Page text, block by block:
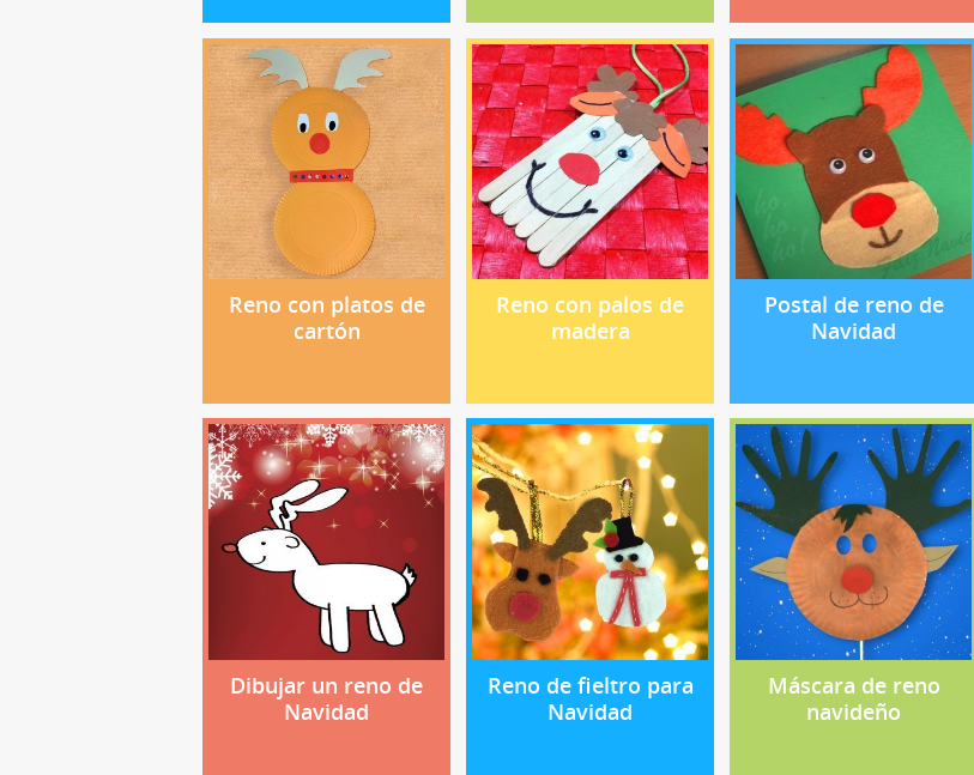
Reno con platos de
cartón
Reno con palos de
madera
Postal de reno de
Navidad
Dibujar un reno de
Navidad
Reno de fieltro para
Navidad
Máscara de reno
navideño